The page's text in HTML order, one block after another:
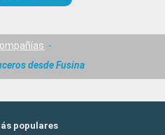
desde Fusina
populares